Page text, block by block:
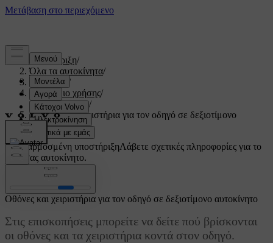
Υποστήριξη/
Όλα τα αυτοκίνητα/
V60 2022 /
Εγχειρίδιο χρήσης/
Το Volvo σας/
Οθόνες και χειριστήρια για τον οδηγό σε δεξιοτίμονο
αυτοκίνητο
Προσαρμοσμένη υποστήριξηΛάβετε σχετικές πληροφορίες για το
δικό σας αυτοκίνητο.
Οθόνες και χειριστήρια για τον οδηγό σε δεξιοτίμονο αυτοκίνητο
Στις επισκοπήσεις μπορείτε να δείτε πού βρίσκονται
οι οθόνες και τα χειριστήρια κοντά στον οδηγό.